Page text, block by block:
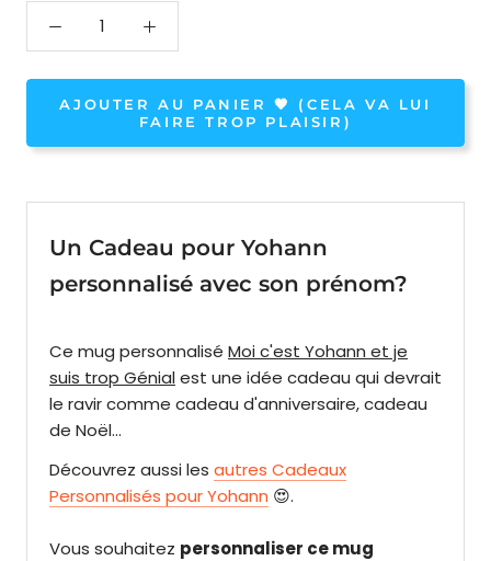
AJOUTER AU PANIER 🧡 (CELA VA LUI
FAIRE TROP PLAISIR)
Un Cadeau pour Yohann
personnalisé avec son prénom?
Ce mug personnalisé Moi c'est Yohann et je
suis trop Génialest une idée cadeau quidevrait
le ravir comme cadeau d'anniversaire, cadeau
de Noël...
Découvrez aussiles autres Cadeaux
Personnalisés pour Yohann 😍.
Vous souhaitez personnaliser ce mug